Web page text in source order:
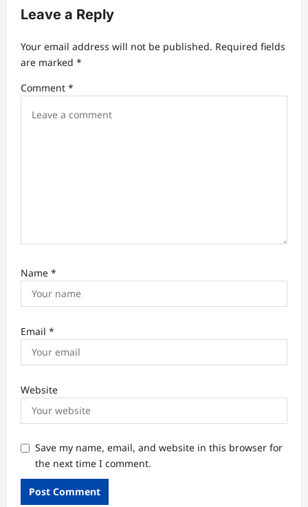
v
g
t
Leave a Reply
Your email address will not be published. Required fields
are marked *
Comment *
Name *
Email *
Website
Save my name, email, and website in this browser for
the next time I comment.